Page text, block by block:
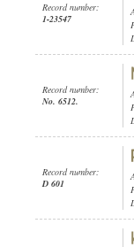
Record number:
1-23547
Record number:
No. 6512.
Record number:
D 601